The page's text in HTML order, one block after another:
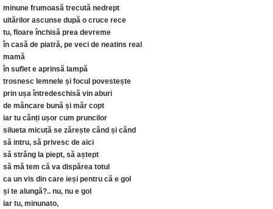
minune frumoasă trecută nedrept
uitărilor ascunse după o cruce rece
tu, floare închisă prea devreme
în casă de piatră, pe veci de neatins real
mamă
în suflet e aprinsă lampă
trosnesc lemnele și focul povestește
prin ușa întredeschisă vin aburi
de mâncare bună și măr copt
iar tu cânți ușor cum pruncilor
silueta micuță se zărește când și când
să intru, să privesc de aici
să strâng la piept, să aștept
să mă tem că va dispărea totul
ca un vis din care ieși pentru că e gol
și te alungă?.. nu, nu e gol
iar tu, minunato,